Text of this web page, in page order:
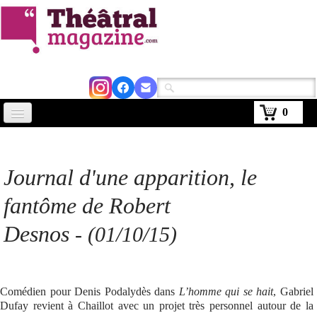
0
Abonnement ▼
Journal d'une apparition, le
fantôme de Robert
Desnos - (01/10/15)
Comédien pour Denis Podalydès dans L’homme qui se hait, Gabriel
Dufay revient à Chaillot avec un projet très personnel autour de la